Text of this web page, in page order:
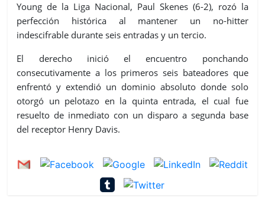
Young de la Liga Nacional, Paul Skenes (6-2), rozó la
perfección histórica al mantener un no-hitter
indescifrable durante seis entradas y un tercio.
El derecho inició el encuentro ponchando
consecutivamente a los primeros seis bateadores que
enfrentó y extendió un dominio absoluto donde solo
otorgó un pelotazo en la quinta entrada, el cual fue
resuelto de inmediato con un disparo a segunda base
del receptor Henry Davis.